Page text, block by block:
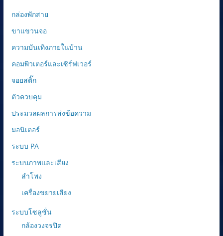
กล่องพักสาย
ขาแขวนจอ
ความบันเทิงภายในบ้าน
คอมพิวเตอร์และเซิร์ฟเวอร์
จอยสติ๊ก
ตัวควบคุม
ประมวลผลการส่งข้อความ
มอนิเตอร์
ระบบ PA
ระบบภาพและเสียง
ลำโพง
เครื่องขยายเสียง
ระบบโซลูชั่น
กล้องวงจรปิด